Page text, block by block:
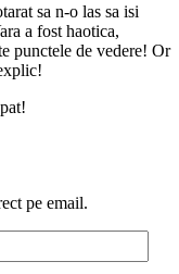
sa n-o las sa isi
a fost haotica,
punctele de vedere! Or
pe email.